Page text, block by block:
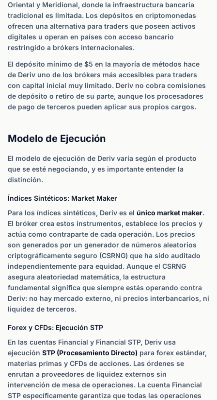
Oriental y Meridional, donde la infraestructura bancaria
tradicional es limitada. Los depósitos en criptomonedas
ofrecen una alternativa para traders que poseen activos
digitales u operan en países con acceso bancario
restringido a brókers internacionales.
El depósito mínimo de $5 en la mayoría de métodos hace
de Deriv uno de los brókers más accesibles para traders
con capital inicial muy limitado. Deriv no cobra comisiones
de depósito o retiro de su parte, aunque los procesadores
de pago de terceros pueden aplicar sus propios cargos.
Modelo de Ejecución
El modelo de ejecución de Deriv varía según el producto
que se esté negociando, y es importante entender la
distinción.
Índices Sintéticos: Market Maker
Para los índices sintéticos, Deriv es el único market maker.
El bróker crea estos instrumentos, establece los precios y
actúa como contraparte de cada operación. Los precios
son generados por un generador de números aleatorios
criptográficamente seguro (CSRNG) que ha sido auditado
independientemente para equidad. Aunque el CSRNG
asegura aleatoriedad matemática, la estructura
fundamental significa que siempre estás operando contra
Deriv: no hay mercado externo, ni precios interbancarios, ni
liquidez de terceros.
Forex y CFDs: Ejecución STP
En las cuentas Financial y Financial STP, Deriv usa
ejecución STP (Procesamiento Directo) para forex estándar,
materias primas y CFDs de acciones. Las órdenes se
enrutan a proveedores de liquidez externos sin
intervención de mesa de operaciones. La cuenta Financial
STP específicamente garantiza que todas las operaciones